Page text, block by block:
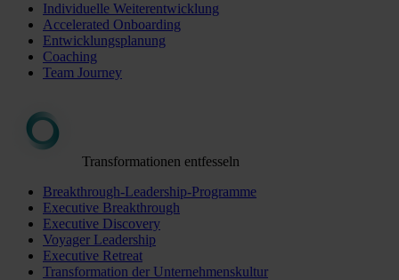
Individuelle Weiterentwicklung
Accelerated Onboarding
Entwicklungsplanung
Coaching
Team Journey
Transformationen entfesseln
Breakthrough-Leadership-Programme
Executive Breakthrough
Executive Discovery
Voyager Leadership
Executive Retreat
Transformation der Unternehmenskultur